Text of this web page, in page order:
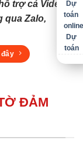
trợ cả Video
qua Zalo,
đây
ĐẢM
Dự
toán